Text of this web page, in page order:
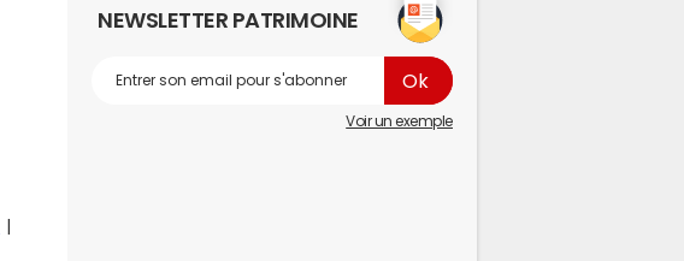
NEWSLETTER PATRIMOINE
Voir un exemple